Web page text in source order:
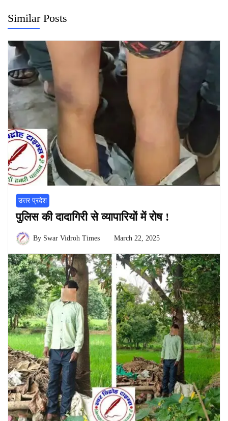
Similar Posts
उत्तर प्रदेश
पुलिस की दादागिरी से व्यापारियों में रोष !
By Swar Vidroh Times March 22, 2025